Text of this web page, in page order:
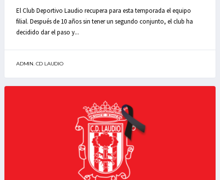
El Club Deportivo Laudio recupera para esta temporada el equipo
filial. Después de 10 años sin tener un segundo conjunto, el club ha
decidido dar el paso y...
ADMIN. CD LAUDIO